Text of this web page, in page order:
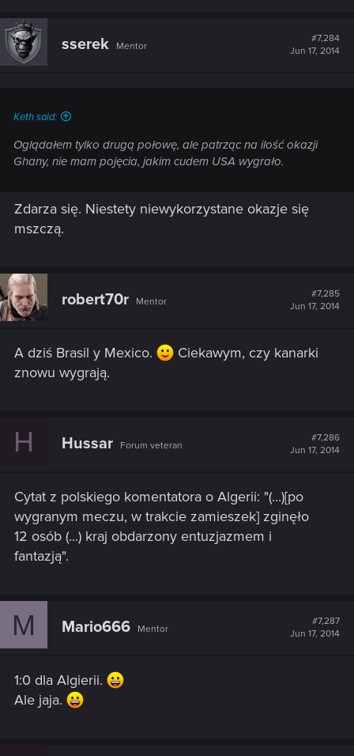
sserek Mentor
#7,284
Jun 17, 2014
Keth said:
Oglądałem tylko drugą połowę, ale patrząc na ilość okazji
Ghany, nie mam pojęcia, jakim cudem USA wygrało.
Zdarza się. Niestety niewykorzystane okazje się
mszczą.
robert70r Mentor
#7,285
Jun 17, 2014
A dziś Brasil y Mexico.
Ciekawym, czy kanarki
znowu wygrają.
H Hussar Forum veteran
#7,286
Jun 17, 2014
Cytat z polskiego komentatora o Algerii: "(...)[po
wygranym meczu, w trakcie zamieszek] zginęło
12 osób (...) kraj obdarzony entuzjazmem i
fantazją".
M Mario666 Mentor
#7,287
Jun 17, 2014
1:0 dla Algierii.
Ale jaja.